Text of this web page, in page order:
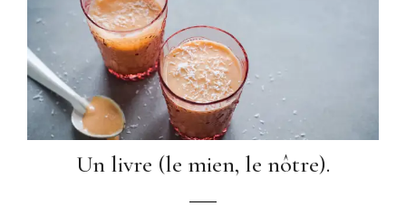
Un livre (le mien, le nôtre).